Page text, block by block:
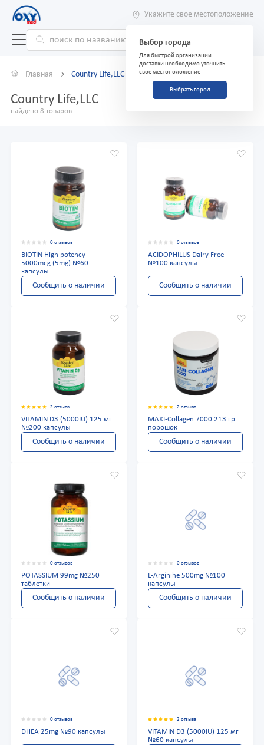
Укажите свое местоположение
Выбор города
Для быстрой организации
доставки необходимо уточнить
свое местоположение
Выбрать город
Главная Country Life,LLC
Country Life,LLC
найдено 8 товаров
0 отзывов
BIOTIN High potency
5000mcg (5mg) №60
капсулы
Сообщить о наличии
0 отзывов
ACIDOPHILUS Dairy Free
№100 капсулы
Сообщить о наличии
2 отзыва
VITAMIN D3 (5000IU) 125 мг
№200 капсулы
Сообщить о наличии
2 отзыва
MAXI-Collagen 7000 213 гр
порошок
Сообщить о наличии
0 отзывов
POTASSIUM 99mg №250
таблетки
Сообщить о наличии
0 отзывов
L-Arginihe 500mg №100
капсулы
Сообщить о наличии
0 отзывов
DHEA 25mg №90 капсулы
2 отзыва
VITAMIN D3 (5000IU) 125 мг
№60 капсулы